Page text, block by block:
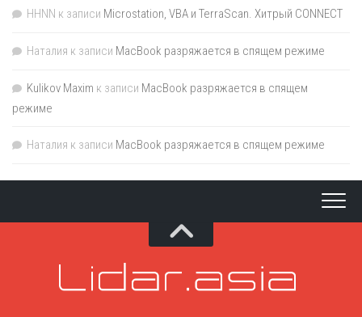
HHNN к записи Microstation, VBA и TerraScan. Хитрый CONNECT
Наталия к записи MacBook разряжается в спящем режиме
Kulikov Maxim к записи MacBook разряжается в спящем
режиме
Наталия к записи MacBook разряжается в спящем режиме